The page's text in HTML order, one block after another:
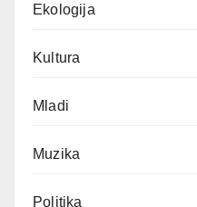
Ekologija
Kultura
Mladi
Muzika
Politika